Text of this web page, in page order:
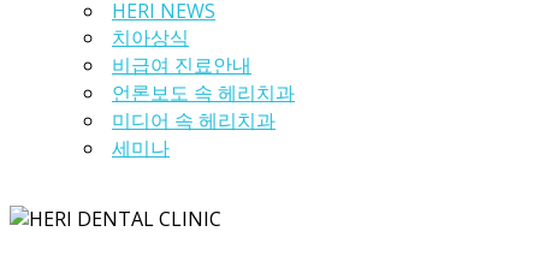
HERI NEWS
치아상식
비급여 진료안내
언론보도 속 헤리치과
미디어 속 헤리치과
세미나